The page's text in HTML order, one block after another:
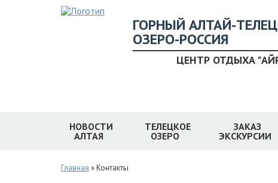
ГОРНЫЙ АЛТАЙ-
ОЗЕРО-РОССИЯ
ЦЕНТР ОТДЫХА
НОВОСТИ
АЛТАЯ
ТЕЛЕЦКОЕ
ОЗЕРО
ЗАКАЗ
ЭКСКУРСИИ
Главная »Контакты